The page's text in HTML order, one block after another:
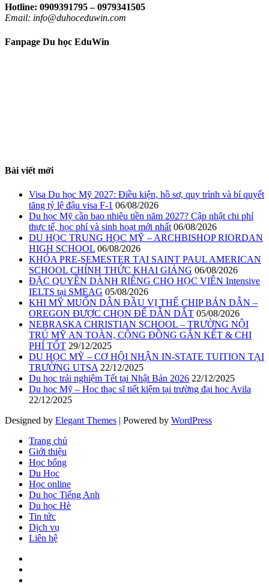
Hotline: 0909391795 – 0979341505
Email: info@duhoceduwin.com
Fanpage Du học EduWin
Bài viết mới
Visa Du học Mỹ 2027: Điều kiện, hồ sơ, quy trình và bí quyết
tăng tỷ lệ đậu visa F-1 06/08/2026
Du học Mỹ cần bao nhiêu tiền năm 2027? Cập nhật chi phí
thực tế, học phí và sinh hoạt mới nhất 06/08/2026
DU HỌC TRUNG HỌC MỸ – ARCHBISHOP RIORDAN
HIGH SCHOOL 06/08/2026
KHÓA PRE-SEMESTER TẠI SAINT PAUL AMERICAN
SCHOOL CHÍNH THỨC KHAI GIẢNG 06/08/2026
ĐẶC QUYỀN DÀNH RIÊNG CHO HỌC VIÊN Intensive
IELTS tại SMEAG 05/08/2026
KHI MỸ MUỐN DẪN ĐẦU VỊ THẾ CHIP BÁN DẪN –
OREGON ĐƯỢC CHỌN ĐỂ DẪN DẮT 05/08/2026
NEBRASKA CHRISTIAN SCHOOL – TRƯỜNG NỘI
TRÚ MỸ AN TOÀN, CỘNG ĐỒNG GẮN KẾT & CHI
PHÍ TỐT 29/12/2025
DU HỌC MỸ – CƠ HỘI NHẬN IN-STATE TUITION TẠI
TRƯỜNG UTSA 22/12/2025
Du học trải nghiệm Tết tại Nhật Bản 2026 22/12/2025
Du học Mỹ – Học thạc sĩ tiết kiệm tại trường đại học Avila
22/12/2025
Designed by Elegant Themes | Powered by WordPress
Trang chủ
Giới thiệu
Học bổng
Du Học
Học online
Du học Tiếng Anh
Du học Hè
Tin tức
Dịch vụ
Liên hệ